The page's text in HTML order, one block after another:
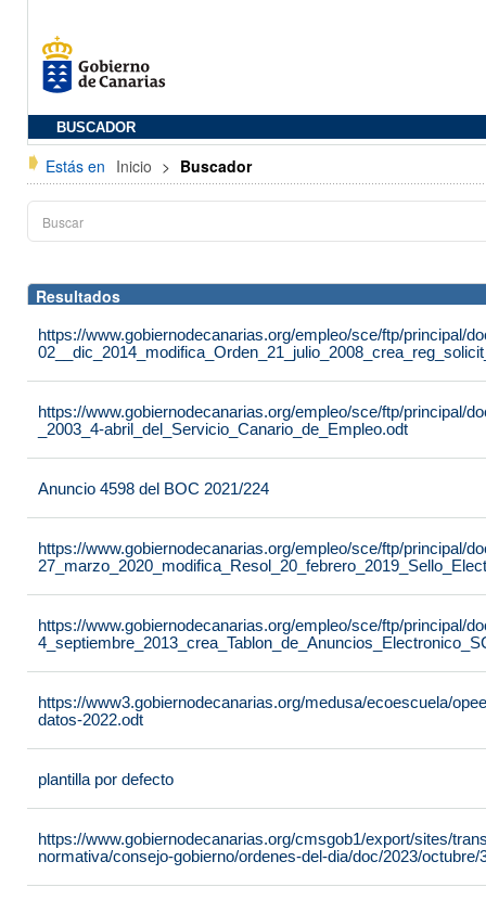
BUSCADOR
Estás en Inicio > Buscador
Resultados
https://www.gobiernodecanarias.org/empleo/sce/ftp/principal/
https://www.gobiernodecanarias.org/empleo/sce/ftp/principal/
_2003_4-abril_del_Servicio_Canario_de_Empleo.odt
Anuncio 4598 del BOC 2021/224
https://www.gobiernodecanarias.org/empleo/sce/ftp/principal/
https://www.gobiernodecanarias.org/empleo/sce/ftp/principal/
https://www3.gobiernodecanarias.org/medusa/ecoescuela/
datos-2022.odt
plantilla por defecto
https://www.gobiernodecanarias.org/cmsgob1/export/sites/
normativa/consejo-gobierno/ordenes-del-dia/doc/2023/